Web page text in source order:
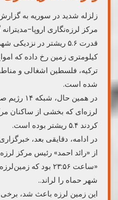
زلزله شدید در سوریه به
مرکز لرزه‌نگاری اروپا-
کیلومتری زمین رخ داده که
ترکیه، فلسطین اشغالی و
شده است.
در همین
لرزه‌ای که بخشی از ساکنان
کردند ۵.۴ ریشتر بوده است.
در ادامه، دقایقی بعد،
از «رائد احمد» رئیس مرکز
شهر حماه را لراند..
این زمین لرزه باعث شد،